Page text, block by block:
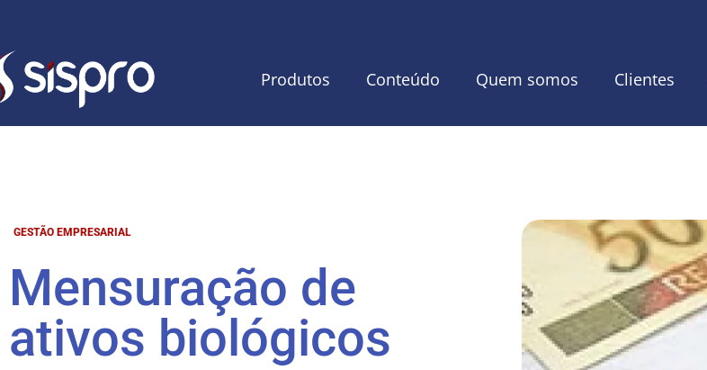
Produtos Conteúdo Quem somos Clientes
GESTÃO EMPRESARIAL
Mensuração de
ativos biológicos